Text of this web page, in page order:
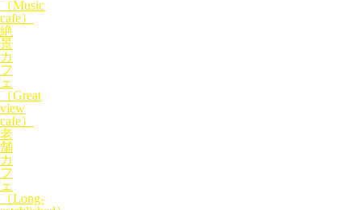
（Music
cafe）
絶
景
カ
フ
ェ
（Great
view
cafe）
老
舗
カ
フ
ェ
（Long-